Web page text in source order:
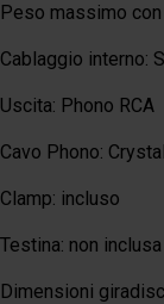
Peso massimo
Cablaggio interno:
Uscita: Phono RCA
Cavo Phono:
Clamp: incluso
Testina: non inclusa
Dimensioni